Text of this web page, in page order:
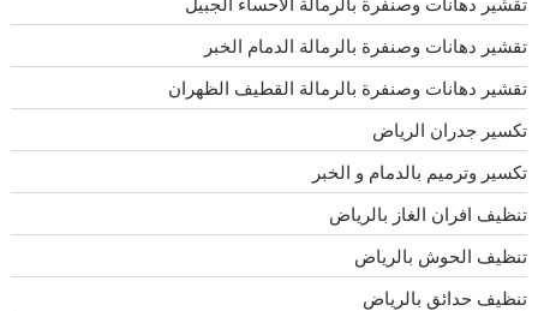
تقشير دهانات وصنفرة بالرمالة الدمام الخبر
تقشير دهانات وصنفرة بالرمالة القطيف الظهران
تكسير جدران الرياض
تكسير وترميم بالدمام و الخبر
تنظيف افران الغاز بالرياض
تنظيف الحوش بالرياض
تنظيف حدائق بالرياض